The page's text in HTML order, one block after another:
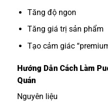
Tăng độ ngon
Tăng giá trị sản phẩm
Tạo cảm giác
Hướng Dẫn Cách Làm
Quán
Nguyên liệu